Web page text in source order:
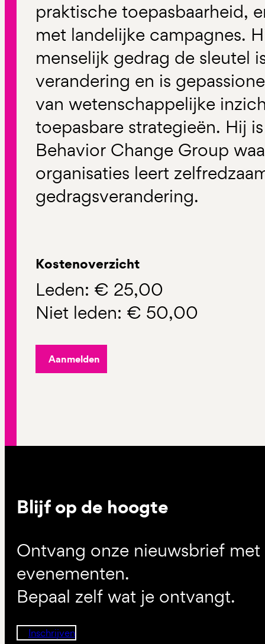
praktische toepasbaarheid,
met landelijke campagnes.
menselijk gedrag de sleutel
verandering en is
van wetenschappelijke
toepasbare strategieën. Hij
Behavior Change Group
organisaties leert
gedragsverandering.
Kostenoverzicht
Leden: € 25,00
Niet leden: € 50,00
Aanmelden
Blijf op de hoogte
Ontvang onze nieuwsbrief
evenementen.
Bepaal zelf wat je ontvangt.
Inschrijven